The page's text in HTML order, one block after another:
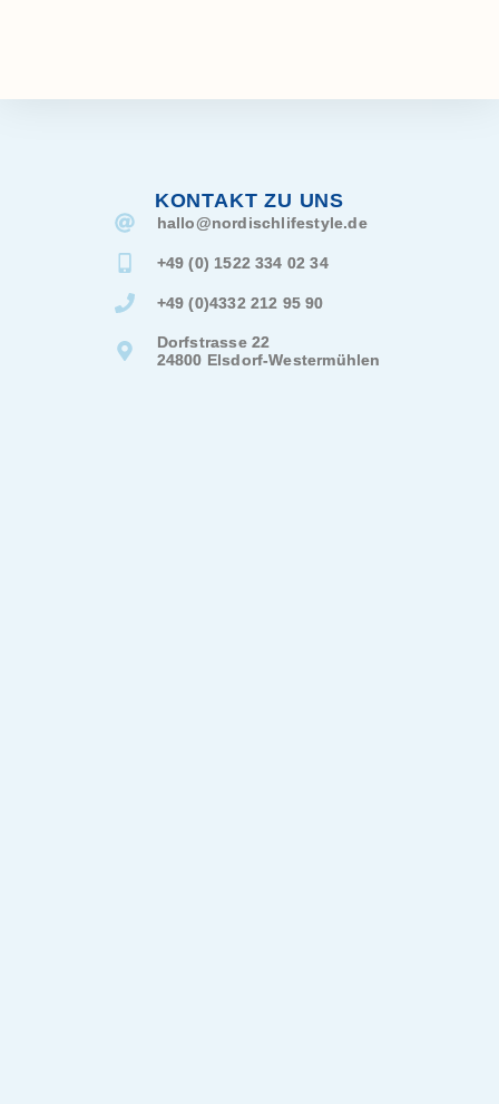
KONTAKT ZU UNS
hallo@nordischlifestyle.de
+49 (0) 1522 334 02 34
+49 (0)4332 212 95 90
Dorfstrasse 22
24800 Elsdorf-Westermühlen